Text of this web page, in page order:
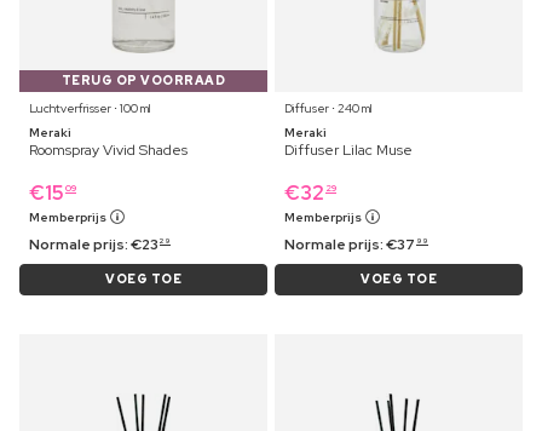
TERUG OP VOORRAAD
Luchtverfrisser ⋅ 100 ml
Meraki
Roomspray Vivid Shades
€15 09
Memberprijs
Normale prijs:€23 29
VOEG TOE
Diffuser ⋅ 240 ml
Meraki
Diffuser Lilac Muse
€32 29
Memberprijs
Normale prijs:€37 99
VOEG TOE